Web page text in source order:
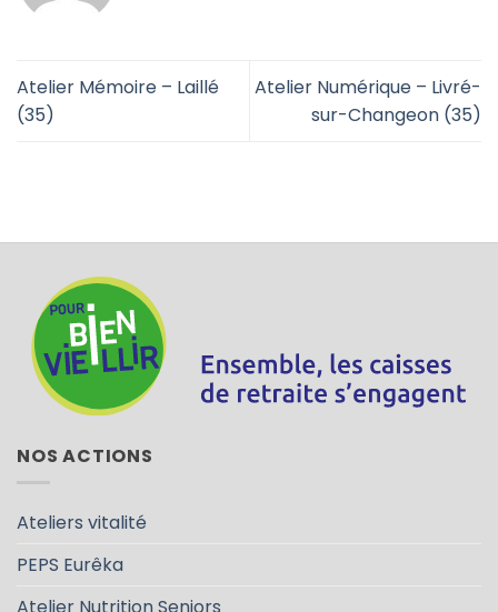
Atelier Mémoire – Laillé
(35)
Atelier Numérique – Livré-
sur-Changeon (35)
NOS ACTIONS
Ateliers vitalité
PEPS Eurêka